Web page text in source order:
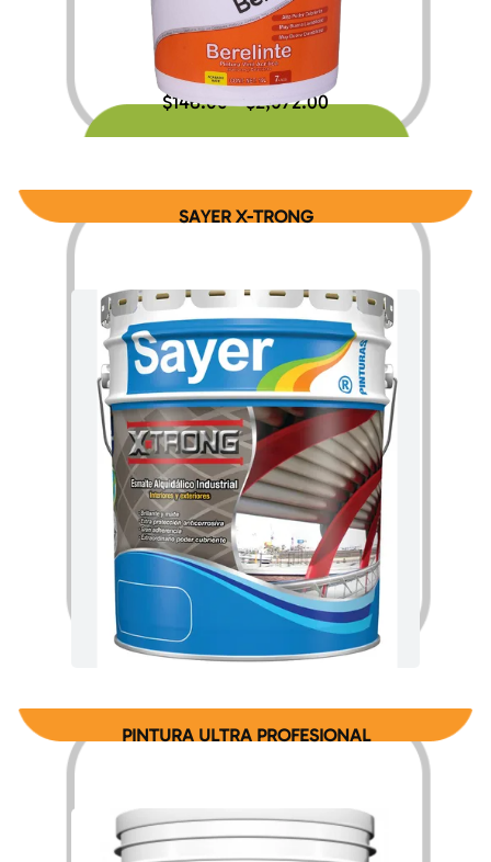
$146.00–$2,072.00
SAYER X-TRONG
3,085.60
PINTURA ULTRA PROFESIONAL